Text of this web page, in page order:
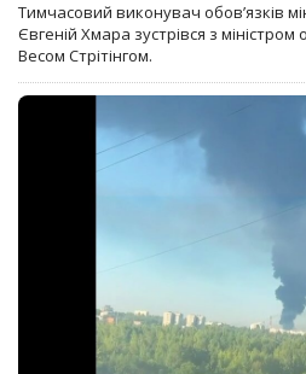
Тимчасовий виконувач обов’язків
Євгеній Хмара зустрівся з
Весом Стрітінгом.